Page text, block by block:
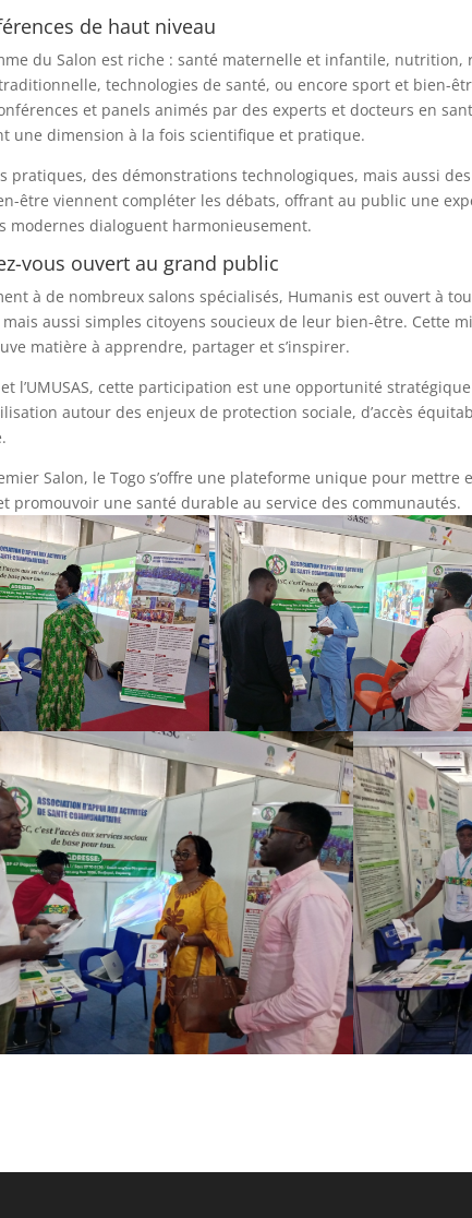
de haut niveau
du Salon est riche : santé maternelle et infantile, nutrition,
technologies de santé, ou encore sport et bien-
et panels animés par des experts et docteurs en
une dimension à la fois scientifique et pratique.
pratiques, des démonstrations technologiques, mais aussi
être viennent compléter les débats, offrant au public une
modernes dialoguent harmonieusement.
vous ouvert au grand public
à de nombreux salons spécialisés, Humanis est ouvert à
aussi simples citoyens soucieux de leur bien-être. Cette
matière à apprendre, partager et s’inspirer.
et l’UMUSAS, cette participation est une opportunité
autour des enjeux de protection sociale, d’accès
Salon, le Togo s’offre une plateforme unique pour mettre
promouvoir une santé durable au service des communautés.